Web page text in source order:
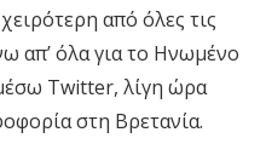
από όλες τις
απ’ όλα για το Ηνωμένο
Twitter, λίγη ώρα
στη Βρετανία.